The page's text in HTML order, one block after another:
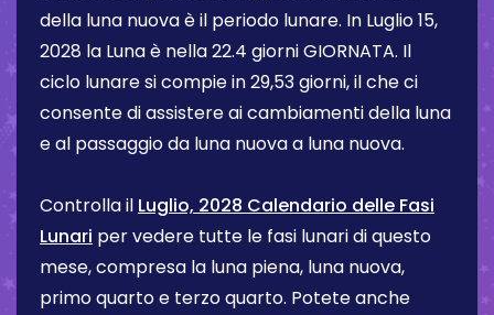
della luna nuova è il periodo lunare. In Luglio 15,
2028 la Luna è nella22.4 giorniGIORNATA. Il
ciclo lunare si compie in 29,53 giorni, il che ci
consente di assistere ai cambiamenti della luna
e al passaggio da luna nuova a luna nuova.
Controlla il Luglio, 2028 Calendario delle Fasi
Lunari per vedere tutte le fasi lunari di questo
mese, compresa la luna piena, luna nuova,
primo quarto e terzo quarto. Potete anche